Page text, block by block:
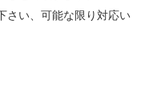
さい、可能な限り対応い